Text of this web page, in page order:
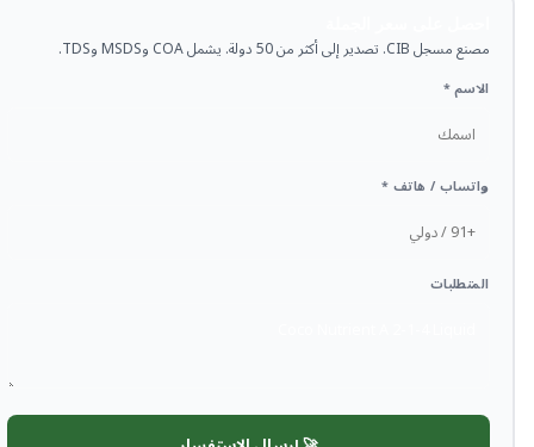
مصنع مسجل CIB. تصدير إلى أكثر من 50 دولة. يشمل COA وMSDS وTDS.
الاسم *
واتساب / هاتف *
المتطلبات